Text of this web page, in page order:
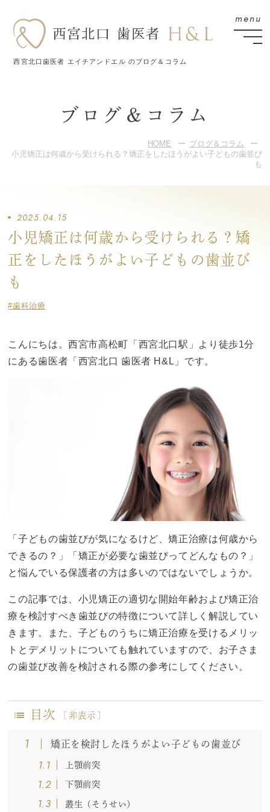
西宮北口歯医者 エイチアンドエル のブログ＆コラム
ブログ＆コラム
HOME
ブログ＆コラム
小児矯正は何歳から受けられる？矯正をしたほうがよい子どもの歯並び
も
2025.04.15
小児矯正は何歳から受けられる？矯
正をしたほうがよい子どもの歯並び
も
#歯科治療
こんにちは。西宮市高松町「西宮北口駅」より徒歩1分
にある歯医者「西宮北口 歯医者 H&L」です。
「子どもの歯並びが気になるけど、矯正治療は何歳から
できるの？」「矯正が必要な歯並びってどんなもの？」
と悩んでいる保護者の方は多いのではないでしょうか。
この記事では、小児矯正の適切な開始年齢および矯正治
療を検討すべき歯並びの特徴について詳しく解説してい
きます。また、子どものうちに矯正治療を受けるメリッ
トとデメリットについても触れていますので、お子さま
の歯並び改善を検討される際の参考にしてください。
目次 [ 非表示 ]
1 矯正を検討したほうがよい子どもの歯並び
1.1 上顎前突
1.2 下顎前突
1.3 叢生（そうせい）